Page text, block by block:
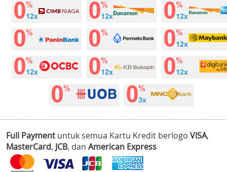
Full Payment untuk semua Kartu Kredit berlogo VISA,
MasterCard, JCB, dan American Express